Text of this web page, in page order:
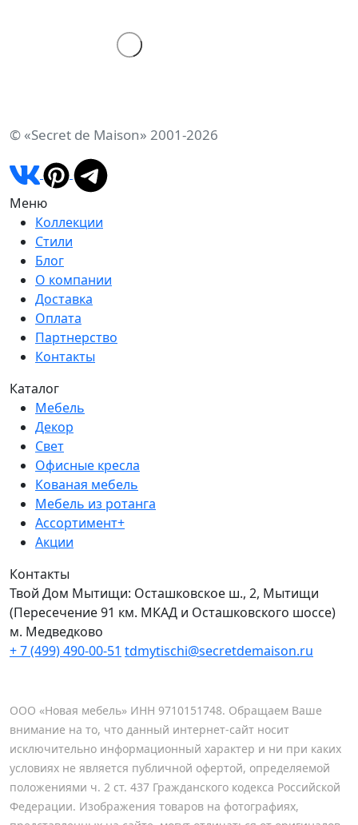
© «Secret de Maison» 2001-2026
Меню
Коллекции
Стили
Блог
О компании
Доставка
Оплата
Партнерство
Контакты
Каталог
Мебель
Декор
Свет
Офисные кресла
Кованая мебель
Мебель из ротанга
Ассортимент+
Акции
Контакты
Твой Дом Мытищи: Осташковское ш., 2, Мытищи
(Пересечение 91 км. МКАД и Осташковского шоссе)
м. Медведково
+ 7 (499) 490-00-51 tdmytischi@secretdemaison.ru
ООО «Новая мебель» ИНН 9710151748. Обращаем Ваше
внимание на то, что данный интернет-сайт носит
исключительно информационный характер и ни при каких
условиях не является публичной офертой, определяемой
положениями ч. 2 ст. 437 Гражданского кодекса Российской
Федерации. Изображения товаров на фотографиях,